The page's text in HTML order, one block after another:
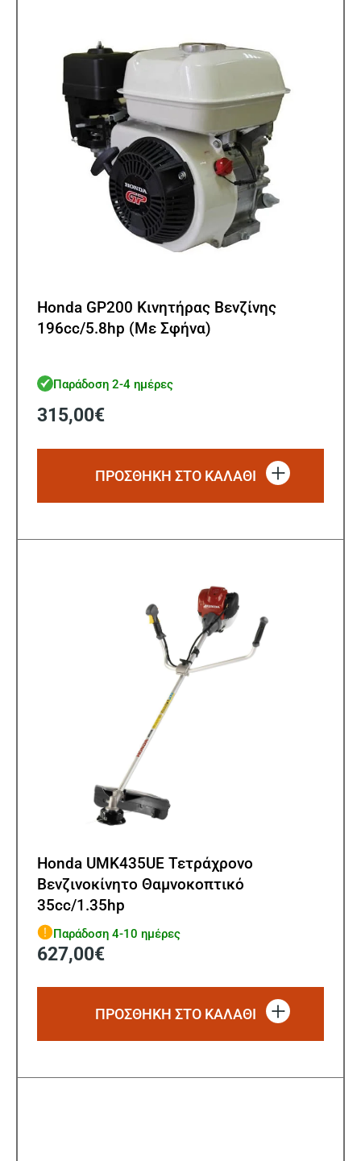
Honda GP200 Κινητήρας Βενζίνης
196cc/5.8hp (Με Σφήνα)
Παράδοση 2-4 ημέρες
315,00€
ΠΡΟΣΘΗΚΗ ΣΤΟ ΚΑΛΑΘΙ
Honda UMK435UE Τετράχρονο
Βενζινοκίνητο Θαμνοκοπτικό
35cc/1.35hp
Παράδοση 4-10 ημέρες
627,00€
ΠΡΟΣΘΗΚΗ ΣΤΟ ΚΑΛΑΘΙ